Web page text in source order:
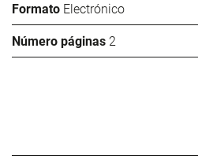
Formato Electrónico
Número páginas 2